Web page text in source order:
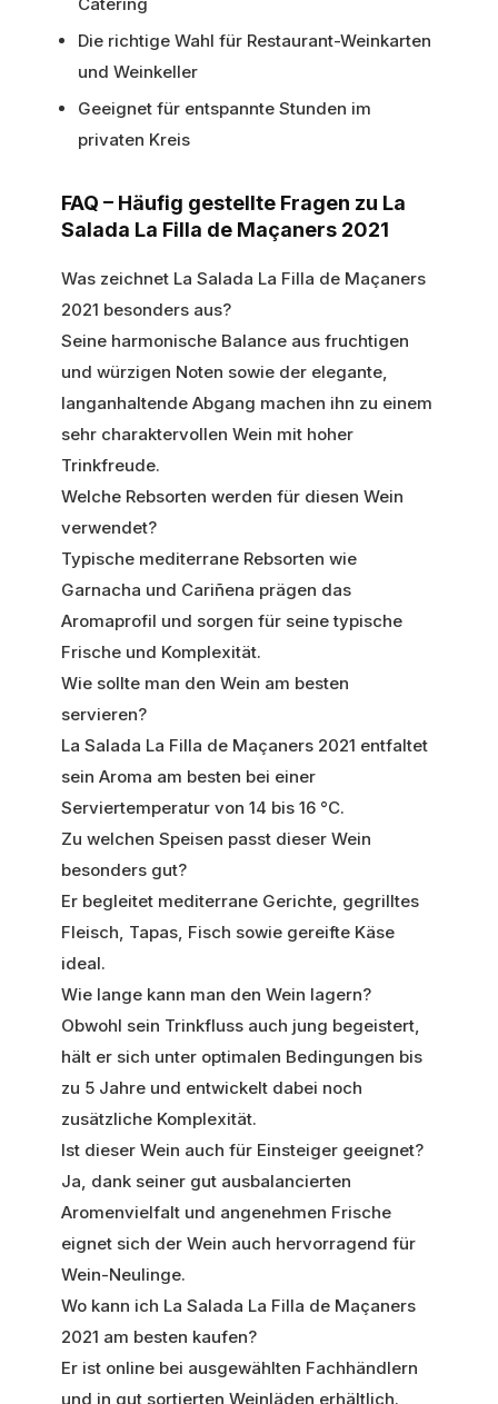
Die richtige Wahl für Restaurant-Weinkarten
und Weinkeller
Geeignet für entspannte Stunden im
privaten Kreis
FAQ – Häufig gestellte Fragen zu La
Salada La Filla de Maçaners 2021
Was zeichnet La Salada La Filla de Maçaners
2021 besonders aus?
Seine harmonische Balance aus fruchtigen
und würzigen Noten sowie der elegante,
langanhaltende Abgang machen ihn zu einem
sehr charaktervollen Wein mit hoher
Trinkfreude.
Welche Rebsorten werden für diesen Wein
verwendet?
Typische mediterrane Rebsorten wie
Garnacha und Cariñena prägen das
Aromaprofil und sorgen für seine typische
Frische und Komplexität.
Wie sollte man den Wein am besten
servieren?
La Salada La Filla de Maçaners 2021 entfaltet
sein Aroma am besten bei einer
Serviertemperatur von 14 bis 16 °C.
Zu welchen Speisen passt dieser Wein
besonders gut?
Er begleitet mediterrane Gerichte, gegrilltes
Fleisch, Tapas, Fisch sowie gereifte Käse
ideal.
Wie lange kann man den Wein lagern?
Obwohl sein Trinkfluss auch jung begeistert,
hält er sich unter optimalen Bedingungen bis
zu 5 Jahre und entwickelt dabei noch
zusätzliche Komplexität.
Ist dieser Wein auch für Einsteiger geeignet?
Ja, dank seiner gut ausbalancierten
Aromenvielfalt und angenehmen Frische
eignet sich der Wein auch hervorragend für
Wein-Neulinge.
Wo kann ich La Salada La Filla de Maçaners
2021 am besten kaufen?
Er ist online bei ausgewählten Fachhändlern
und in gut sortierten Weinläden erhältlich.